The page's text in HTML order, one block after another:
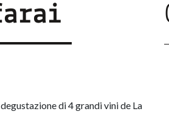
di 4 grandi vini de La